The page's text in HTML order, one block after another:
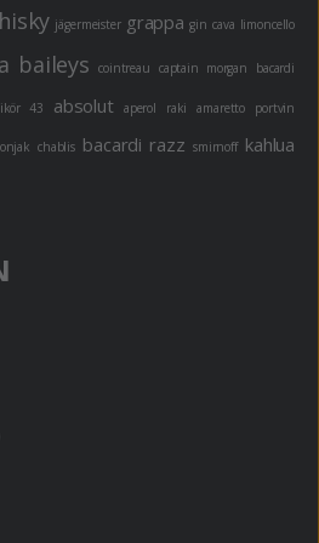
jägermeister grappa gin cava limoncello
baileys cointreau captain morgan bacardi
43 absolut aperol raki amaretto portvin
chablis bacardi razz smirnoff kahlua